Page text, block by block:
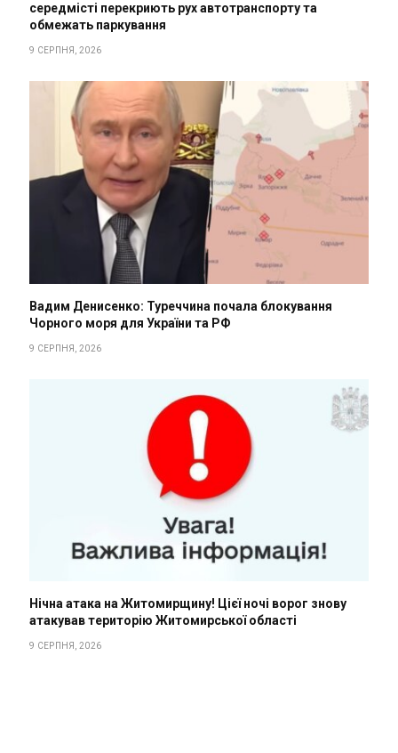
середмісті перекриють рух автотранспорту та
обмежать паркування
9 СЕРПНЯ, 2026
Вадим Денисенко: Туреччина почала блокування
Чорного моря для України та РФ
9 СЕРПНЯ, 2026
Нічна атака на Житомирщину! Цієї ночі ворог знову
атакував територію Житомирської області
9 СЕРПНЯ, 2026